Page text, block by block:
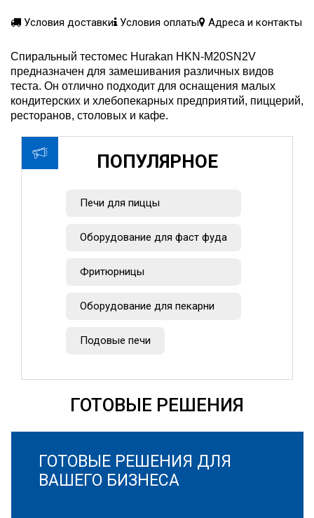
Условия доставки Условия оплаты Адреса и контакты
Спиральный тестомес Hurakan HKN-M20SN2V
предназначен для замешивания различных видов
теста. Он отлично подходит для оснащения малых
кондитерских и хлебопекарных предприятий, пиццерий,
ресторанов, столовых и кафе.
ПОПУЛЯРНОЕ
Печи для пиццы
Оборудование для фаст фуда
Фритюрницы
Оборудование для пекарни
Подовые печи
ГОТОВЫЕ РЕШЕНИЯ
ГОТОВЫЕ РЕШЕНИЯ ДЛЯ
ВАШЕГО БИЗНЕСА